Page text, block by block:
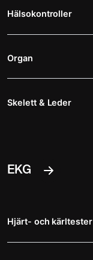
Hälsokontroller
Organ
Skelett & Leder
EKG
Hjärt- och kärltester